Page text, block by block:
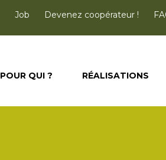
POUR QUI ? RÉALISATIONS
Job Devenez coopérateur !